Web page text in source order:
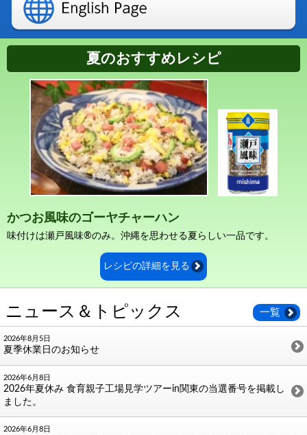
夏のおすすめレシピ
かつお風味のゴーヤチャーハン
味付けは瀬戸風味®のみ。沖縄を思わせる夏らしい一品です。
レシピの詳細を見る
ニュース＆トピックス 一覧
2026年8月5日
夏季休業日のお知らせ
2026年6月8日
2026年夏休み 食育親子工場見学ツアーin関東の当選番号を掲載し
ました。
2026年6月8日